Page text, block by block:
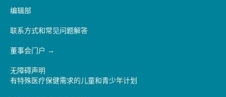
编辑部
联系方式和常见问题解答
董事会门户
无障碍声明
有特殊医疗保健需求的儿童和青少年计划